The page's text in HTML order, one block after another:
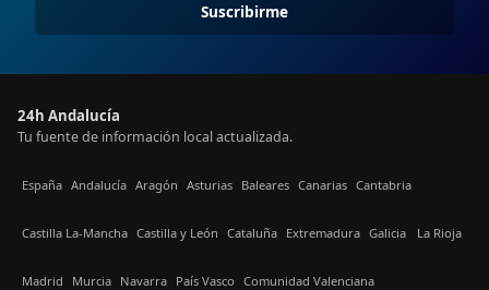
Suscribirme
24h Andalucía
Tu fuente de información local actualizada.
España Andalucía Aragón Asturias Baleares Canarias Cantabria
Castilla La-Mancha Castilla y León Cataluña Extremadura Galicia La Rioja
Madrid Murcia Navarra País Vasco Comunidad Valenciana